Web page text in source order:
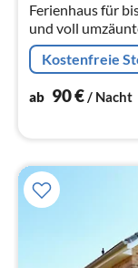
Ferienhaus für
und voll
eigenem See
Kostenfreie
ab 90€/ Nacht